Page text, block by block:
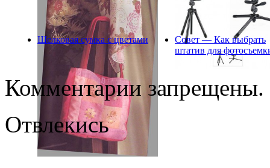
Шелковая сумка с цветами
Совет — Как выбрать
штатив для
Комментарии запрещены.
Отвлекись